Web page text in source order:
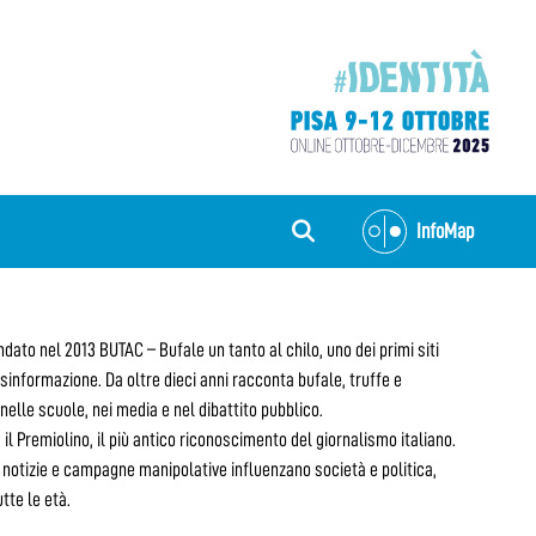
InfoMap
nel 2013 BUTAC – Bufale un tanto al chilo, uno dei primi siti
Da oltre dieci anni racconta bufale, truffe e
scuole, nei media e nel dibattito pubblico.
Premiolino, il più antico riconoscimento del giornalismo italiano.
e campagne manipolative influenzano società e politica,
le età.